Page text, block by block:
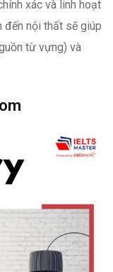
xác và linh hoạt
đến nội thất sẽ giúp
từ vựng) và